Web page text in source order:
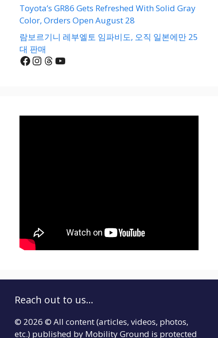
Toyota’s GR86 Gets Refreshed With Solid Gray
Color, Orders Open August 28
람보르기니 레부엘토 임파비도, 오직 일본에만 25
대 판매
Facebook
Instagram
Threads
YouTube
Reach out to us...
© 2026 © All content (articles, videos, photos,
etc.) published by Mobility Ground is protected